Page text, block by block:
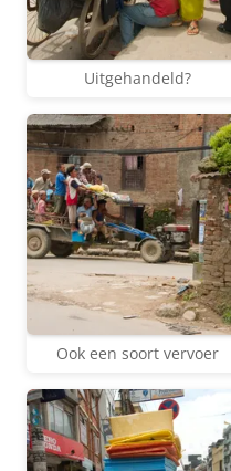
Uitgehandeld?
Ook een soort vervoer